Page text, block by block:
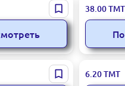
2220 202 0201 |
с
белая 16А
KARTAL
мм, рулон
38.00ТМТ
001 020 600002
для
00 17 |
6.20ТМТ